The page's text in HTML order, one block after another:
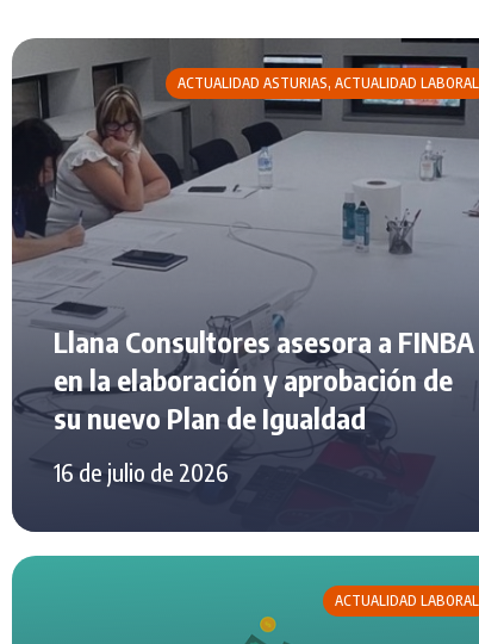
ACTUALIDAD ASTURIAS, ACTUALIDAD LABORAL
Llana Consultores asesora a FINBA
en la elaboración y aprobación de
su nuevo Plan de Igualdad
16 de julio de 2026
ACTUALIDAD LABORAL